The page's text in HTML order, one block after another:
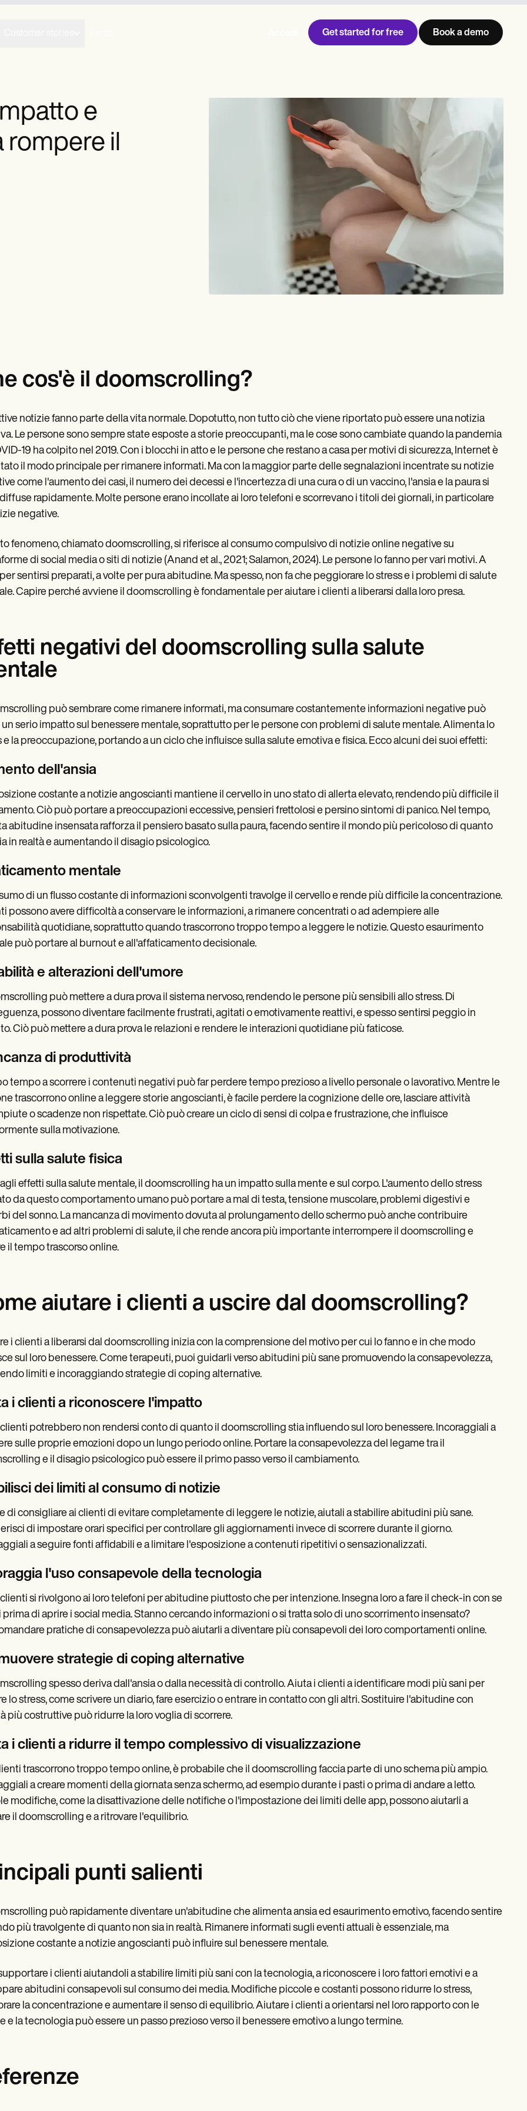
Get started for free Book a demo
e
rompere il
cos'è il doomscrolling?
notizie fanno parte della vita normale. Dopotutto, non tutto ciò che viene riportato può essere una notizia
Le persone sono sempre state esposte a storie preoccupanti, ma le cose sono cambiate quando la pandemia
19 ha colpito nel 2019. Con i blocchi in atto e le persone che restano a casa per motivi di sicurezza, Internet è
il modo principale per rimanere informati. Ma con la maggior parte delle segnalazioni incentrate su notizie
come l'aumento dei casi, il numero dei decessi e l'incertezza di una cura o di un vaccino, l'ansia e la paura si
rapidamente. Molte persone erano incollate ai loro telefoni e scorrevano i titoli dei giornali, in particolare
negative.
fenomeno, chiamato doomscrolling, si riferisce al consumo compulsivo di notizie online negative su
di social media o siti di notizie (Anand et al., 2021; Salamon, 2024). Le persone lo fanno per vari motivi. A
sentirsi preparati, a volte per pura abitudine. Ma spesso, non fa che peggiorare lo stress e i problemi di salute
Capire perché avviene il doomscrolling è fondamentale per aiutare i clienti a liberarsi dalla loro presa.
negativi del doomscrolling sulla salute
può sembrare come rimanere informati, ma consumare costantemente informazioni negative può
un serio impatto sul benessere mentale, soprattutto per le persone con problemi di salute mentale. Alimenta lo
e la preoccupazione, portando a un ciclo che influisce sulla salute emotiva e fisica. Ecco alcuni dei suoi effetti:
dell'ansia
costante a notizie angoscianti mantiene il cervello in uno stato di allerta elevato, rendendo più difficile il
Ciò può portare a preoccupazioni eccessive, pensieri frettolosi e persino sintomi di panico. Nel tempo,
abitudine insensata rafforza il pensiero basato sulla paura, facendo sentire il mondo più pericoloso di quanto
in realtà e aumentando il disagio psicologico.
mentale
di un flusso costante di informazioni sconvolgenti travolge il cervello e rende più difficile la concentrazione.
possono avere difficoltà a conservare le informazioni, a rimanere concentrati o ad adempiere alle
quotidiane, soprattutto quando trascorrono troppo tempo a leggere le notizie. Questo esaurimento
può portare al burnout e all'affaticamento decisionale.
e alterazioni dell'umore
può mettere a dura prova il sistema nervoso, rendendo le persone più sensibili allo stress. Di
possono diventare facilmente frustrati, agitati o emotivamente reattivi, e spesso sentirsi peggio in
Ciò può mettere a dura prova le relazioni e rendere le interazioni quotidiane più faticose.
di produttività
tempo a scorrere i contenuti negativi può far perdere tempo prezioso a livello personale o lavorativo. Mentre le
trascorrono online a leggere storie angoscianti, è facile perdere la cognizione delle ore, lasciare attività
o scadenze non rispettate. Ciò può creare un ciclo di sensi di colpa e frustrazione, che influisce
sulla motivazione.
sulla salute fisica
effetti sulla salute mentale, il doomscrolling ha un impatto sulla mente e sul corpo. L'aumento dello stress
da questo comportamento umano può portare a mal di testa, tensione muscolare, problemi digestivi e
del sonno. La mancanza di movimento dovuta al prolungamento dello schermo può anche contribuire
e ad altri problemi di salute, il che rende ancora più importante interrompere il doomscrolling e
il tempo trascorso online.
aiutare i clienti a uscire dal doomscrolling?
i clienti a liberarsi dal doomscrolling inizia con la comprensione del motivo per cui lo fanno e in che modo
sul loro benessere. Come terapeuti, puoi guidarli verso abitudini più sane promuovendo la consapevolezza,
limiti e incoraggiando strategie di coping alternative.
i clienti a riconoscere l'impatto
potrebbero non rendersi conto di quanto il doomscrolling stia influendo sul loro benessere. Incoraggiali a
sulle proprie emozioni dopo un lungo periodo online. Portare la consapevolezza del legame tra il
e il disagio psicologico può essere il primo passo verso il cambiamento.
dei limiti al consumo di notizie
di consigliare ai clienti di evitare completamente di leggere le notizie, aiutali a stabilire abitudini più sane.
di impostare orari specifici per controllare gli aggiornamenti invece di scorrere durante il giorno.
a seguire fonti affidabili e a limitare l'esposizione a contenuti ripetitivi o sensazionalizzati.
l'uso consapevole della tecnologia
si rivolgono ai loro telefoni per abitudine piuttosto che per intenzione. Insegna loro a fare il check-in con se
prima di aprire i social media. Stanno cercando informazioni o si tratta solo di uno scorrimento insensato?
pratiche di consapevolezza può aiutarli a diventare più consapevoli dei loro comportamenti online.
strategie di coping alternative
spesso deriva dall'ansia o dalla necessità di controllo. Aiuta i clienti a identificare modi più sani per
lo stress, come scrivere un diario, fare esercizio o entrare in contatto con gli altri. Sostituire l'abitudine con
più costruttive può ridurre la loro voglia di scorrere.
i clienti a ridurre il tempo complessivo di visualizzazione
trascorrono troppo tempo online, è probabile che il doomscrolling faccia parte di uno schema più ampio.
a creare momenti della giornata senza schermo, ad esempio durante i pasti o prima di andare a letto.
modifiche, come la disattivazione delle notifiche o l'impostazione dei limiti delle app, possono aiutarli a
il doomscrolling e a ritrovare l'equilibrio.
punti salienti
può rapidamente diventare un'abitudine che alimenta ansia ed esaurimento emotivo, facendo sentire
più travolgente di quanto non sia in realtà. Rimanere informati sugli eventi attuali è essenziale, ma
costante a notizie angoscianti può influire sul benessere mentale.
i clienti aiutandoli a stabilire limiti più sani con la tecnologia, a riconoscere i loro fattori emotivi e a
abitudini consapevoli sul consumo dei media. Modifiche piccole e costanti possono ridurre lo stress,
la concentrazione e aumentare il senso di equilibrio. Aiutare i clienti a orientarsi nel loro rapporto con le
e la tecnologia può essere un passo prezioso verso il benessere emotivo a lungo termine.